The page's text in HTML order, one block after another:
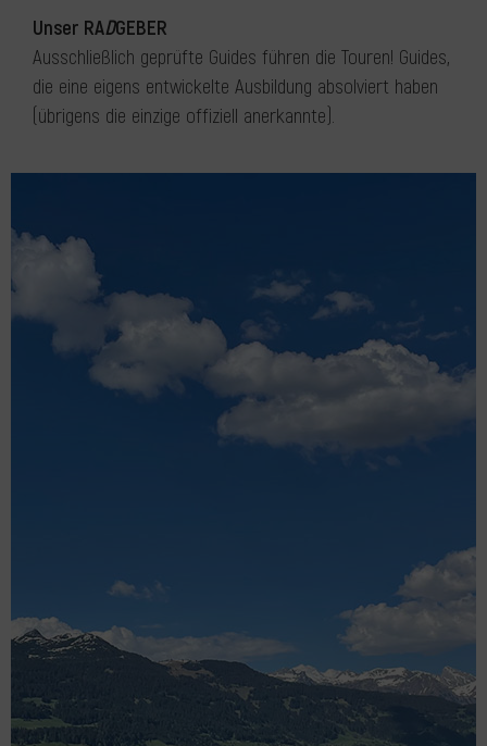
Unser RADGEBER
Ausschließlich geprüfte Guides führen die Touren! Guides,
die eine eigens entwickelte Ausbildung absolviert haben
(übrigens die einzige offiziell anerkannte).